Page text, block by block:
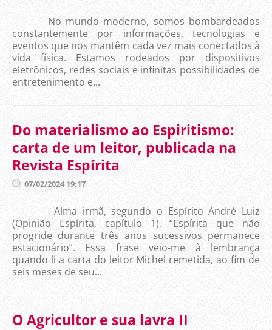
No mundo moderno, somos bombardeados
constantemente por informações, tecnologias e
eventos que nos mantêm cada vez mais conectados à
vida física. Estamos rodeados por dispositivos
eletrônicos, redes sociais e infinitas possibilidades de
entretenimento e...
Do materialismo ao Espiritismo:
carta de um leitor, publicada na
Revista Espírita
07/02/2024 19:17
Alma irmã, segundo o Espírito André Luiz
(Opinião Espírita, capítulo 1), “Espírita que não
progride durante três anos sucessivos permanece
estacionário”. Essa frase veio-me à lembrança
quando li a carta do leitor Michel remetida, ao fim de
seis meses de seu...
O Agricultor e sua lavra II